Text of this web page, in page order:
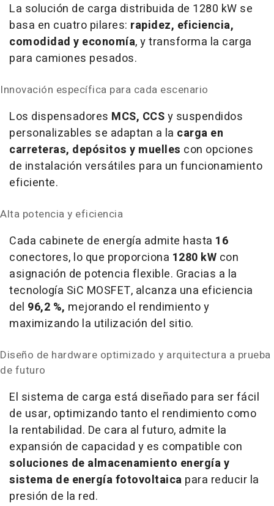
La solución de carga distribuida de 1280 kW se
basa en cuatro pilares: rapidez, eficiencia,
comodidad y economía, y transforma la carga
para camiones pesados.
Innovación específica para cada escenario
Los dispensadores MCS, CCSy suspendidos
personalizables se adaptan a la carga en
carreteras, depósitos y muelles con opciones
de instalación versátiles para un funcionamiento
eficiente.
Alta potencia y eficiencia
Cada cabinete de energía admite hasta 16
conectores, lo que proporciona 1280 kW con
asignación de potencia flexible. Gracias a la
tecnología SiC MOSFET, alcanza una eficiencia
del 96,2 %, mejorando el rendimiento y
maximizando la utilización del sitio.
Diseño de hardware optimizado y arquitectura a prueba
de futuro
El sistema de carga está diseñado para ser fácil
de usar, optimizando tanto el rendimiento como
la rentabilidad. De cara al futuro, admite la
expansión de capacidad y es compatible con
soluciones de almacenamiento energía y
sistema de energía fotovoltaica para reducir la
presión de la red.